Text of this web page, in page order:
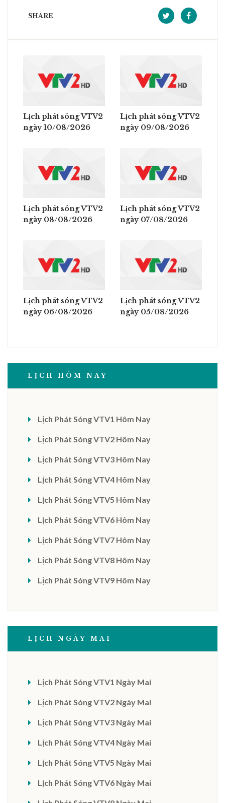
SHARE
Lịch phát sóng VTV2
ngày 10/08/2026
Lịch phát sóng VTV2
ngày 09/08/2026
Lịch phát sóng VTV2
ngày 08/08/2026
Lịch phát sóng VTV2
ngày 07/08/2026
Lịch phát sóng VTV2
ngày 06/08/2026
Lịch phát sóng VTV2
ngày 05/08/2026
LỊCH HÔM NAY
Lịch Phát Sóng VTV1 Hôm Nay
Lịch Phát Sóng VTV2 Hôm Nay
Lịch Phát Sóng VTV3 Hôm Nay
Lịch Phát Sóng VTV4 Hôm Nay
Lịch Phát Sóng VTV5 Hôm Nay
Lịch Phát Sóng VTV6 Hôm Nay
Lịch Phát Sóng VTV7 Hôm Nay
Lịch Phát Sóng VTV8 Hôm Nay
Lịch Phát Sóng VTV9 Hôm Nay
LỊCH NGÀY MAI
Lịch Phát Sóng VTV1 Ngày Mai
Lịch Phát Sóng VTV2 Ngày Mai
Lịch Phát Sóng VTV3 Ngày Mai
Lịch Phát Sóng VTV4 Ngày Mai
Lịch Phát Sóng VTV5 Ngày Mai
Lịch Phát Sóng VTV6 Ngày Mai